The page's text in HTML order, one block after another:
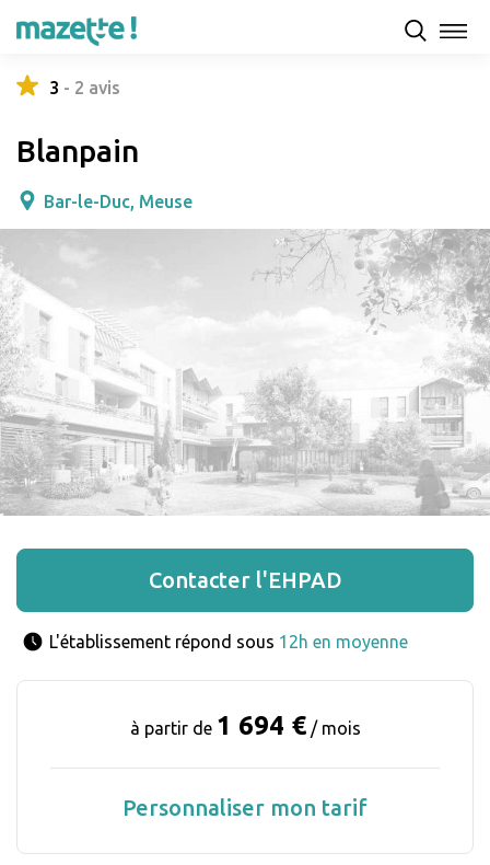
3 - 2 avis
Blanpain
Bar-le-Duc, Meuse
Contacter l'EHPAD
L'établissement répond sous 12h en moyenne
à partir de 1 694 €/ mois
Personnaliser mon tarif